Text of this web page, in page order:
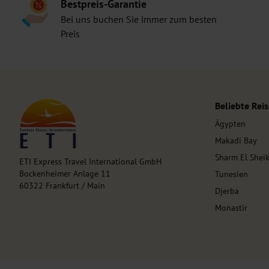
Bestpreis-Garantie
Bei uns buchen Sie immer zum besten
Preis
ETI Express Travel International GmbH
Bockenheimer Anlage 11
60322 Frankfurt / Main
Beliebte
Ägypten
Makadi Bay
Sharm El
Tunesien
Djerba
Monastir